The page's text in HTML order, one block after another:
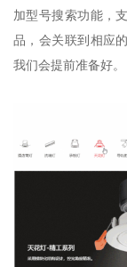
加型号搜索功能，
品，会关联到相应
我们会提前准备好。